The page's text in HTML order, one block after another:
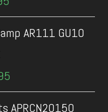
€8,95.AR111 GU10
€5,95.
APRCN20150